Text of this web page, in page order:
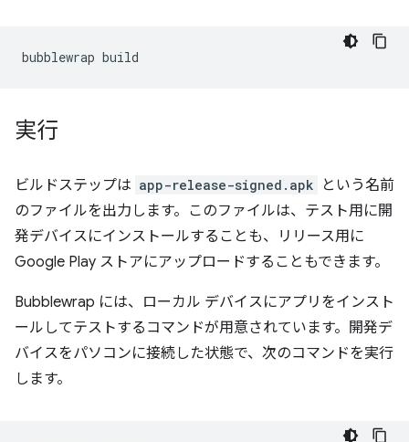
bubblewrap
実行
ビルドステップは app-release-signed.apk
という名前
のファイルを出力します。このファイルは、テスト用に開
発デバイスにインストールすることも、リリース用に
Google Play ストアにアップロードすることもできます。
Bubblewrap には、ローカル デバイスにアプリをインスト
ールしてテストするコマンドが用意されています。開発デ
バイスをパソコンに接続した状態で、次のコマンドを実行
します。